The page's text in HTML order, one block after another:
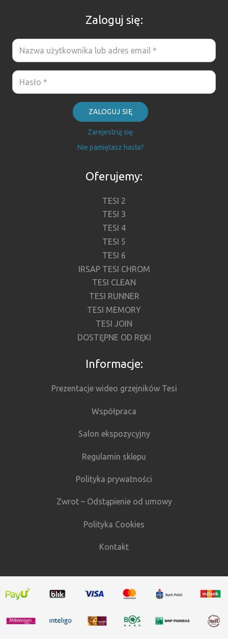
Zaloguj się:
ZALOGUJ SIĘ
Zarejestruj się
Nie pamiętasz hasła?
Oferujemy:
TESI 2
TESI 3
TESI 4
TESI 5
TESI 6
IRSAP TESI CHROM
TESI CLEAN
TESI RUNNER
TESI MEMORY
TESI JOIN
DOSTĘPNE OD RĘKI
Informacje:
Prezentacje wideo grzejników Tesi
Współpraca
Salon ekspozycyjny
Regulamin sklepu
Polityka prywatności
Zwrot – Odstąpienie od umowy
Polityka Cookies
Kontakt